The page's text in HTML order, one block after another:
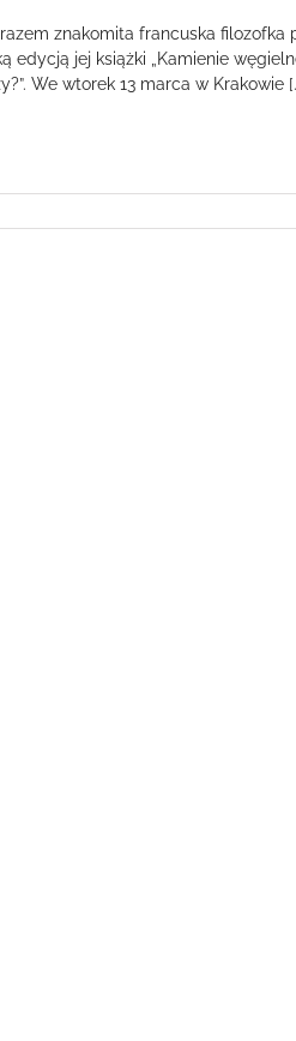
znakomita francuska filozofka
edycją jej książki „Kamienie
We wtorek 13 marca w Krakowie